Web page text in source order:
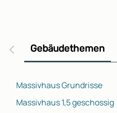
Gebäudethemen
Massivhaus Grundrisse
Massivhaus 1,5 geschossig